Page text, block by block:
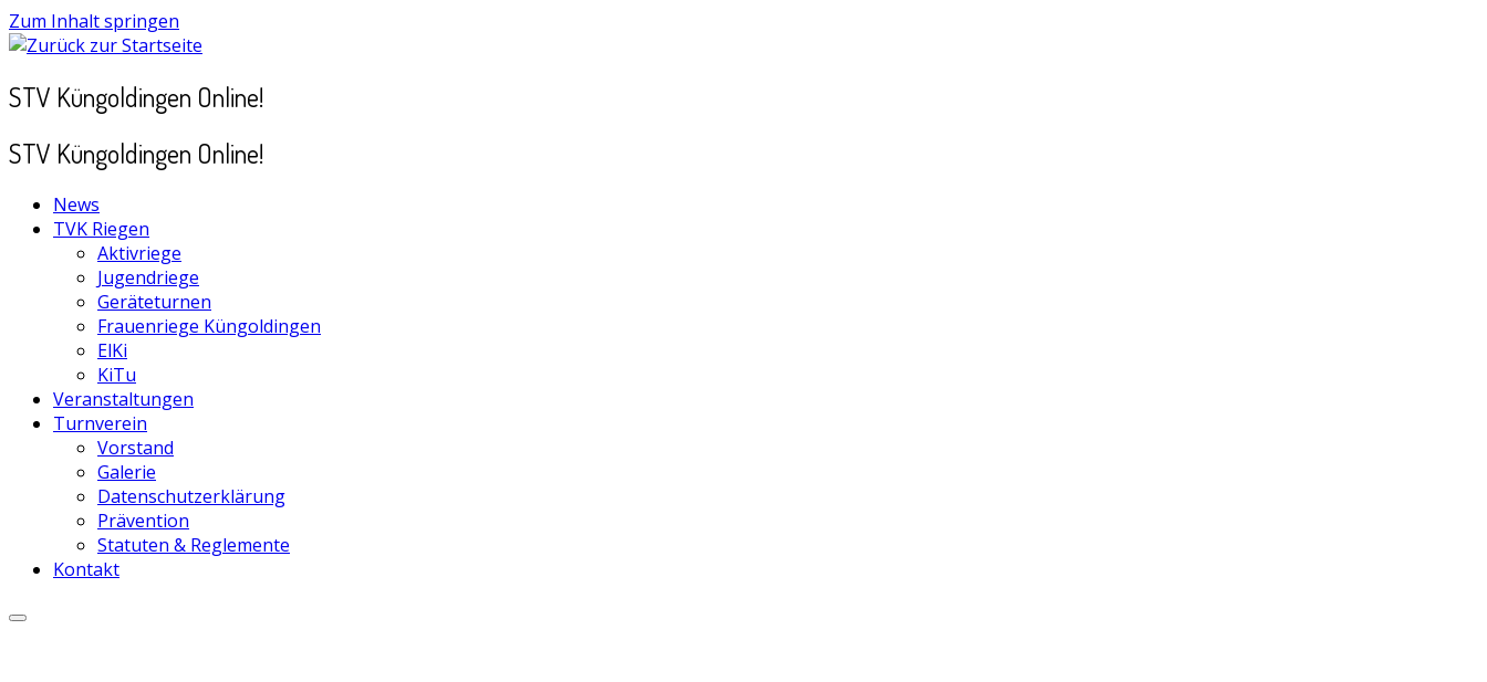
Zum Inhalt springen
STV Küngoldingen Online!
STV Küngoldingen Online!
News
TVK Riegen
Aktivriege
Jugendriege
Geräteturnen
Frauenriege Küngoldingen
ElKi
KiTu
Veranstaltungen
Turnverein
Vorstand
Galerie
Datenschutzerklärung
Prävention
Statuten & Reglemente
Kontakt